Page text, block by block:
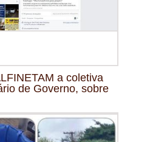
a coletiva
de Governo, sobre